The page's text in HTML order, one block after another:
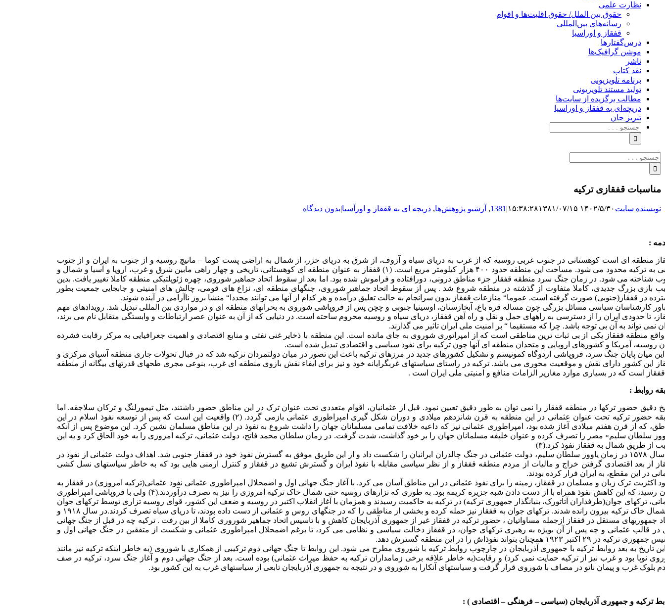
نظارت علمی
حقوق بین الملل/ حقوق اقلیت‌ها و اقوام
رسانه‌های بین‌المللی
قفقاز و اوراسیا
درس‌گفتارها
موشن گرافیک‌ها
ناشر
نقد کتاب
برنامه‌ تلویزیونی
تولید مستند تلویزیونی
مطالب برگزیده از سایت‌ها
دریچه‌ای به قفقاز و اوراسیا
تبریزِ جان
جستجو
برای:
جستجو
برای:
مناسبات قفقازی ترکیه
نویسنده سایت ۱۴۰۲/۵/۳۰ ۱۵:۳۸:۲۸ ۱۳۸۱/۰۷/۱۵ |
1381
, آرشیو پژوهش‌ها, دریچه ای به قفقاز و اورآسیا|بدون دیدگاه
:
منطقه ای است کوهستانی در جنوب غربی روسیه که از غرب به دریای سیاه و آزوف، از شرق به دریای خزر، از شمال به اراضی پست کوما – مانیچ روسیه و از جنوب به ایران و از جنوب
غربی به ترکیه محدود می شود. مساحت این منطقه حدود ۴۰۰ هزار کیلومتر مربع است. (۱) قفقاز به عنوان منطقه ای کوهستانی، تاریخی و چهار راهی مابین شرق و غرب، اروپا و آسیا و شمال و
شناخته می شود. در زمان جنگ سرد منطقه قفقاز جزء مناطق درونی، دورافتاده و فراموش شده بود. اما بعد از سقوط اتحاد جماهیر شوروی، چهره ژئوپلتیکی منطقه کاملا تغییر یافت. بدین
بازی بزرگ جدیدی، کاملا متفاوت از گذشته در منطقه شروع شد . پس از سقوط اتحاد جماهیر شوروی، جنگهای منطقه ای، نزاع های قومی، چالش های امنیتی و جابجایی جمعیت بطور
در قفقاز(جنوبی) صورت گرفته است. عموما“ منازعات قفقاز بدون سرانجام به حالت تعلیق درآمده و هر کدام از آنها می توانند مجددا“ منشا بروز ناآرامی در آینده شوند.
کارشناسان سیاسی مسائل بزرگی چون مساله قره باغ، آبخازستان، اوسیتیا جنوبی و چچن پس از فروپاشی شوروی به بحرانهای منطقه ای و در مواردی بین المللی تبدیل شد. رویدادهای مهم
تا حدودی ایران را از دسترسی به راههای حمل و نقل و راه آهن قفقاز، دریای سیاه و روسیه محروم ساحته است. در دنیایی که از آن به عنوان عصر ارتباطات و وابستگی متقابل نام می برند،
نمی تواند به آن بی توجه باشد. چرا که مستقیما “ بر امنیت ملی ایران تاثیر می گذارند.
منطقه قفقاز یکی از بی ثبات ترین مناطقی است که از امپراتوری شوروی به جای مانده است. این منطقه با ذخایر غنی نفتی و منابع اقتصادی و اهمیت جغرافیایی به مرکز رقابت فشرده
روسیه، آمریکا و کشورهای اروپایی و متحدان منطقه ای آنها چون ترکیه برای نفوذ سیاسی و اقتصادی تبدیل شده است.
میان پایان جنگ سرد، فروپاشی اردوگاه کمونیسم و تشکیل کشورهای جدید در مرزهای ترکیه باعث این تصور در میان دولتمردان ترکیه شد که در قبال تحولات جاری منطقه آسیای مرکزی و
این کشور دارای نقش و موقعیت محوری می باشد. ترکیه در راستای سیاستهای غربگرایانه خود و نیز برای ایفاء نقش بازوی منطقه ای غرب، بنوعی مجری طحهای قدرتهای بیگانه از منطقه
است که در بسیاری موارد مغاریر الزامات منافع و امنیتی ملی ایران است .
روابط :
دقیق حضور ترکها در منطقه قفقاز را نمی توان به طور دقیق تعیین نمود. قبل از عثمانیان، اقوام متعددی تحت عنوان ترک در این مناطق حضور داشتند، مثل تیمورلنگ و ترکان سلاجقه. اما
سابقه حضور ترکیه تحت عنوان عثمانی در این منطقه به قرن شانزدهم میلادی و دوران شکل گیری امپراطوری عثمانی بازمی گردد. (۲) واقعیت این است که پس از توسعه نفوذ اسلام در این
که از قرن هفتم میلادی آغاز شده بود، امپراطوری عثمانی نیز که داعیه خلافت تمامی مسلمانان جهان را داشت شروع به نفوذ در این مناطق مسلمان نشین کرد. این موضوع پس از آنکه
سلطان سلیم» مصر را تصرف کرده و عنوان خلیفه مسلمانان جهان را بر خود گذاشت، شدت گرفت. در زمان سلطان محمد فاتح، دولت عثمانی، ترکیه امروزی را به خود الحاق کرد و به این
از طریق شمال به قفقاز نفوذ کرد.(۳)
در سال ۱۵۷۸ در زمان یاووز سلطان سلیم، دولت عثمانی در جنگ چالدران ایرانیان را شکست داد و از این طریق موفق به گسترش نفوذ خود در قفقاز جنوبی شد. اهداف دولت عثمانی از نفوذ در
از بعد اقتصادی گرفتن خراج و مالیات از مردم منطقه قفقاز و از نظر سیاسی مقابله با نفوذ ایران و گسترش تشیع در قفقاز و کنترل ارمنی هایی بود که به خاطر سیاستهای نسل کشی
در این مقطع، به ایران فرار کرده بودند.
اکثریت ترک زبان و مسلمان در قفقاز، زمینه را برای نفوذ عثمانی در این مناطق آسان می کرد. با آغاز جنگ جهانی اول و اضمحلال امپراطوری عثمانی نفوذ عثمانی(ترکیه امروزی) در قفقاز به
پایان رسید، که این کاهش نفوذ همراه با از دست دادن شبه جزیره کریمه بود. به طوری که تزارهای روسیه حتی شمال خاک ترکیه امروزی را نیز به تصرف درآوردند.(۴) ولی با فروپاشی امپراطوری
ترکهای جوان(طرفداران آتاتورک، بنیانگذار جمهوری ترکیه) در ترکیه به حاکمیت رسیدند و همزمان با آغاز انقلاب اکتبر در روسیه و ضعف این کشور، قوای روسیه تزاری توسط ترکهای جوان
از شمال خاک ترکیه بیرون رانده شدند. ترکهای جوان به قفقاز نیز حمله کرده و بخشی از مناطقی را که در جنگهای روس و عثمانی از دست داده بودند، تا دریای سیاه تصرف کردند.در سال ۱۹۱۸ و
جمهوریهای مستقل در قفقاز ازجمله مساواتیان ، حضور ترکیه در قفقاز غیر از جمهوری آذربایجان کاهش و با تاسیس اتحاد جماهیر شوروری کاملا از بین رفت . ترکیه چه در قبل از جنگ جهانی
در قالب عثمانی و چه پس از آن بویژه به رهبری ترکهای جوان، در قفقاز دخالت سیاسی و نظامی می کرد، تا برغم اضمحلال امپراطوری عثمانی و شکست از متفقین در جنگ جهانی اول و
ترکیه در ۲۹ اکتبر ۱۹۲۳ همچنان بتواند نفوذاش را در این منطقه گسترش دهد.
تاریخ به بعد روابط ترکیه با جمهوری آذربایجان در چارچوب روابط ترکیه با شوروی مطرح می شود. این روابط تا جنگ جهانی دوم ترکیبی از همکاری با شوروی (به خاطر اینکه ترکیه نیز مانند
نوپا بود و غرب نیز از ترکیه حمایت نمی کرد) و رقابت(به خاطر علاقه برخی زمامداران ترکیه به حفظ میراث عثمانی) بوده است. بعد از جنگ جهانی دوم و آغاز جنگ سرد، ترکیه در صف
بلوک غرب و پیمان ناتو در مصاف با شوروی قرار گرفت و سیاستهای آنکارا به شوروی و در نتیجه به جمهوری آذربایجان تابعی از سیاستهای غرب به این کشور بود.
ترکیه و جمهوری آذربایجان (سیاسی – فرهنگی – اقتصادی ) :